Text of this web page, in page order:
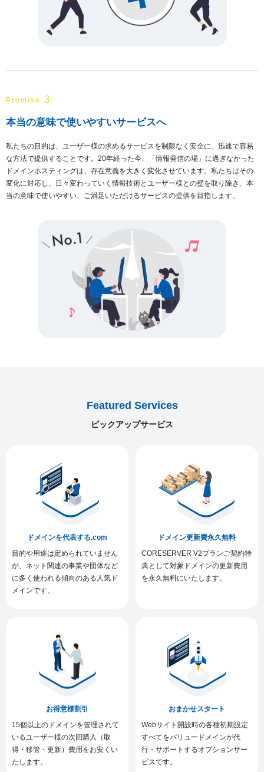
Promise 3
本当の意味で使いやすいサービスへ
私たちの目的は、ユーザー様の求めるサービスを制限なく安全に、迅速で容易
な方法で提供することです。20年経った今、「情報発信の場」に過ぎなかった
ドメインホスティングは、存在意義を大きく変化させています。私たちはその
変化に対応し、日々変わっていく情報技術とユーザー様との壁を取り除き、本
当の意味で使いやすい、ご満足いただけるサービスの提供を目指します。
Featured Services
ピックアップサービス
ドメインを代表する.com
目的や用途は定められていません
が、ネット関連の事業や団体など
に多く使われる傾向のある人気ド
メインです。
ドメイン更新費永久無料
CORESERVER V2プランご契約特
典として対象ドメインの更新費用
を永久無料にいたします。
お得意様割引
15個以上のドメインを管理されて
いるユーザー様の次回購入（取
得・移管・更新）費用をお安くい
たします。
おまかせスタート
Webサイト開設時の各種初期設定
すべてをバリュードメインが代
行・サポートするオプションサー
ビスです。